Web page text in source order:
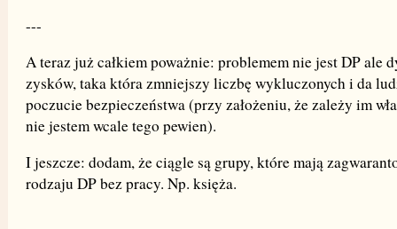
---
A teraz już całkiem poważnie: problemem nie jest DP ale
zysków, taka która zmniejszy liczbę wykluczonych i da
poczucie bezpieczeństwa (przy założeniu, że zależy im
nie jestem wcale tego pewien).
I jeszcze: dodam, że ciągle są grupy, które mają
rodzaju DP bez pracy. Np. księża.